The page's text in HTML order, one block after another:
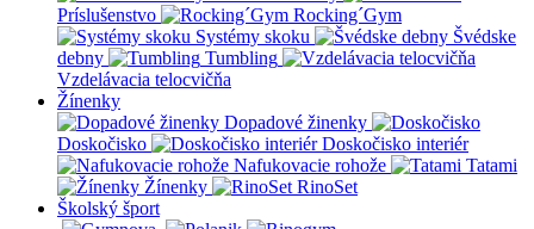
Príslušenstvo
Rocking´Gym
Systémy skoku
Švédske
debny
Tumbling
Vzdelávacia telocvičňa
Žínenky
Dopadové žinenky
Doskočisko
Doskočisko interiér
Nafukovacie rohože
Tatami
Žínenky
RinoSet
Školský šport